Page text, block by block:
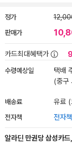
정가
판매가
카드최대혜택가
수령예상일
택배
(중구
배송료 유료
전자책 전자
알라딘 만권당 삼성카